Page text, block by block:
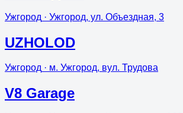
Ужгород · Ужгород, ул. Объездная, 3
UZHOLOD
Ужгород · м. Ужгород, вул. Трудова
V8 Garage